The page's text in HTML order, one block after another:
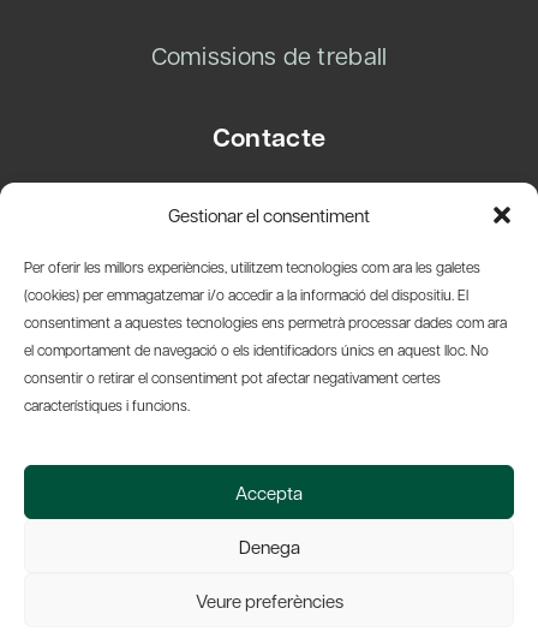
Gestionar el consentiment
Per oferir les millors experiències, utilitzem tecnologies com ara les galetes
(cookies) per emmagatzemar i/o accedir a la informació del dispositiu. El
consentiment a aquestes tecnologies ens permetrà processar dades com ara
el comportament de navegació o els identificadors únics en aquest lloc. No
consentir o retirar el consentiment pot afectar negativament certes
característiques i funcions.
Accepta
Denega
Veure preferències
Comissions de treball
Contacte
08003 Barcelona
info@amicsdelpais.com
Suscripció Newsletter
© 2026 Societat Econòmica Barcelonesa d'Amics del País
Web by Ideamatic